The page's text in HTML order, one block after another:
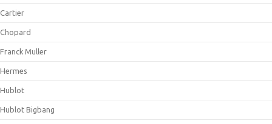
Cartier
Chopard
Franck Muller
Hermes
Hublot
Hublot Bigbang